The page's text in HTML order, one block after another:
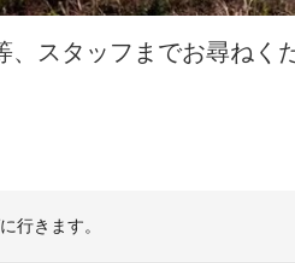
スタッフまでお尋ねく
行きます。